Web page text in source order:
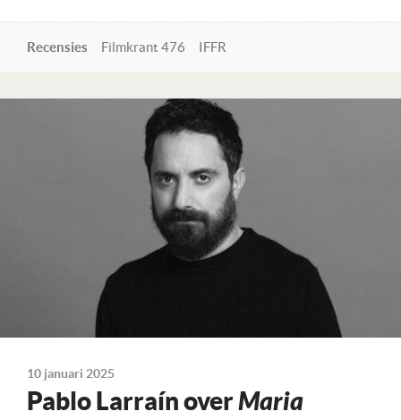
Recensies Filmkrant 476 IFFR
Lees verder
10 januari 2025
Pablo Larraín overMaria